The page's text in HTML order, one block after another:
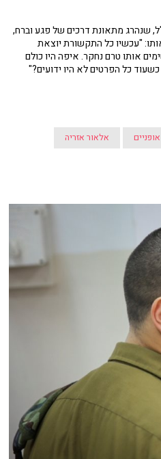
שנהרג מתאונת דרכים של פגע וברח,
"עכשיו כל התקשורת יוצאת
אותו טרם נחקר. איפה היו כולם
כל הפרטים לא היו ידועים?"
אופניים
אלאור אזריה